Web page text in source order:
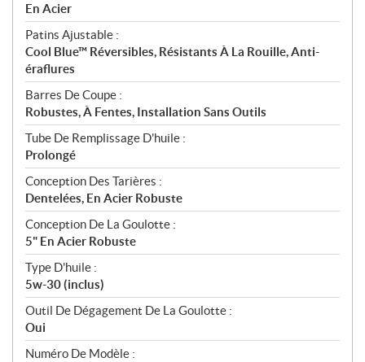
En Acier
Patins Ajustable :
Cool Blue™ Réversibles, Résistants À La Rouille, Anti-
éraflures
Barres De Coupe :
Robustes, À Fentes, Installation Sans Outils
Tube De Remplissage D'huile :
Prolongé
Conception Des Tarières :
Dentelées, En Acier Robuste
Conception De La Goulotte :
5" En Acier Robuste
Type D'huile :
5w-30 (inclus)
Outil De Dégagement De La Goulotte :
Oui
Numéro De Modèle :